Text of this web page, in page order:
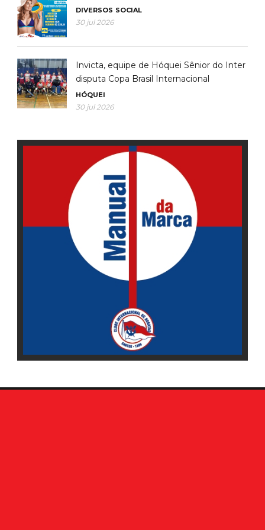
DIVERSOS SOCIAL
30 jul 2026
Invicta, equipe de Hóquei Sênior do Inter
disputa Copa Brasil Internacional
HÓQUEI
30 jul 2026